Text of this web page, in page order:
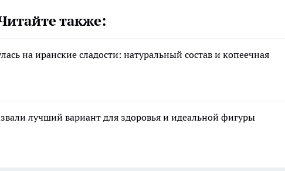
также:
на иранские сладости: натуральный состав и копеечная
лучший вариант для здоровья и идеальной фигуры